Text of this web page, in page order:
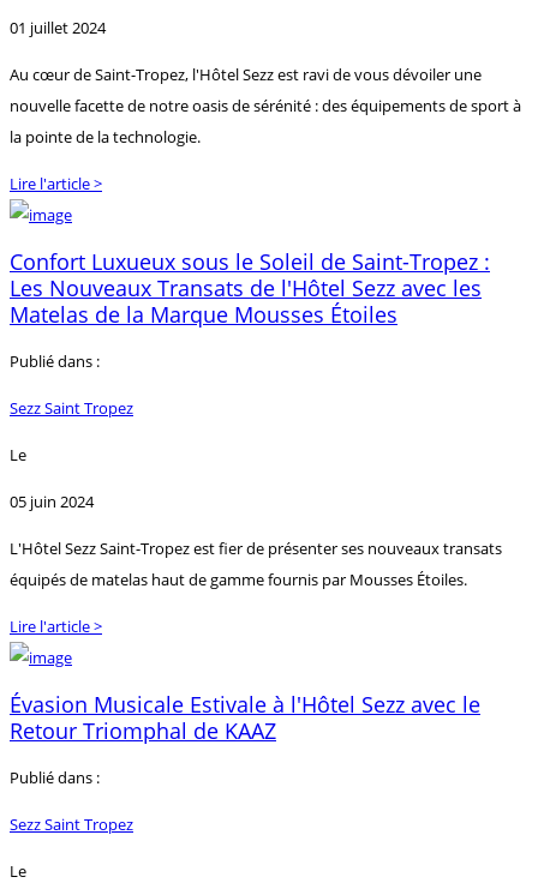
01 juillet 2024
Au cœur de Saint-Tropez, l'Hôtel Sezz est ravi de vous dévoiler une
nouvelle facette de notre oasis de sérénité : des équipements de sport à
la pointe de la technologie.
Lire l'article >
Confort Luxueux sous le Soleil de Saint-Tropez :
Les Nouveaux Transats de l'Hôtel Sezz avec les
Matelas de la Marque Mousses Étoiles
Publié dans :
Sezz Saint Tropez
Le
05 juin 2024
L'Hôtel Sezz Saint-Tropez est fier de présenter ses nouveaux transats
équipés de matelas haut de gamme fournis par Mousses Étoiles.
Lire l'article >
Évasion Musicale Estivale à l'Hôtel Sezz avec le
Retour Triomphal de KAAZ
Publié dans :
Sezz Saint Tropez
Le